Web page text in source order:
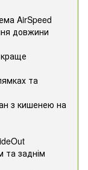
AirSpeed
довжини
та
з кишенею на
та заднім